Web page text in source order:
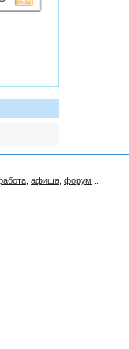
афиша форум